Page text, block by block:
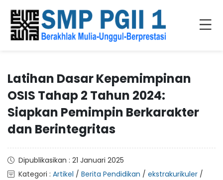
Latihan Dasar Kepemimpinan
OSIS Tahap 2 Tahun 2024:
Siapkan Pemimpin Berkarakter
dan Berintegritas
Dipublikasikan : 21 Januari 2025
Kategori : Artikel / Berita Pendidikan / ekstrakurikuler /